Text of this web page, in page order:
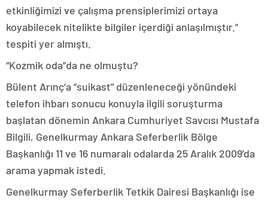
etkinliğimizi ve çalışma prensiplerimizi ortaya
koyabilecek nitelikte bilgiler içerdiği anlaşılmıştır.”
tespiti yer almıştı.
“Kozmik oda”da ne olmuştu?
Bülent Arınç’a “suikast” düzenleneceği yönündeki
telefon ihbarı sonucu konuyla ilgili soruşturma
başlatan dönemin Ankara Cumhuriyet Savcısı Mustafa
Bilgili, Genelkurmay Ankara Seferberlik Bölge
Başkanlığı 11 ve 16 numaralı odalarda 25 Aralık 2009’da
arama yapmak istedi.
Genelkurmay Seferberlik Tetkik Dairesi Başkanlığı ise